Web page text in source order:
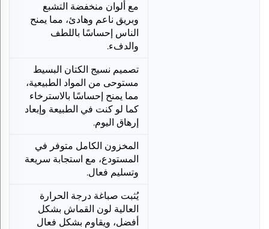
مع ألوان منخفضة التشبع
وبريق ناعم وهادئ، مما يمنح
الناس إحساسًا باللطف
والدفء.
تصميم نسيج الكتان البسيط
مستوحى من المواد الطبيعية،
مما يمنح إحساسًا بالاسترخاء
كما لو كنت في الطبيعة وإبعاد
إرهاق اليوم.
المخزون الكامل متوفر في
المستودع، مع استجابة سريعة
وتسليم فعال.
يُثبت صباغة درجة الحرارة
العالية لون القماش بشكل
أفضل، ويقاوم بشكل فعال